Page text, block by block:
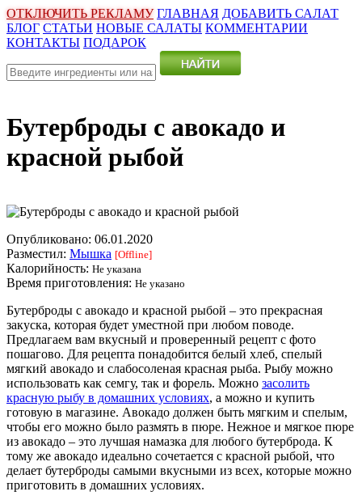
ОТКЛЮЧИТЬ РЕКЛАМУ ГЛАВНАЯ ДОБАВИТЬ САЛАТ
БЛОГ СТАТЬИ НОВЫЕ САЛАТЫ КОММЕНТАРИИ
КОНТАКТЫ ПОДАРОК
Бутерброды с авокадо и
красной рыбой
Опубликовано: 06.01.2020
Разместил: Мышка [Offline]
Калорийность: Не указана
Время приготовления: Не указано
Бутерброды с авокадо и красной рыбой – это прекрасная
закуска, которая будет уместной при любом поводе.
Предлагаем вам вкусный и проверенный рецепт с фото
пошагово. Для рецепта понадобится белый хлеб, спелый
мягкий авокадо и слабосоленая красная рыба. Рыбу можно
использовать как семгу, так и форель. Можно засолить
красную рыбу в домашних условиях, а можно и купить
готовую в магазине. Авокадо должен быть мягким и спелым,
чтобы его можно было размять в пюре. Нежное и мягкое пюре
из авокадо – это лучшая намазка для любого бутерброда. К
тому же авокадо идеально сочетается с красной рыбой, что
делает бутерброды самыми вкусными из всех, которые можно
приготовить в домашних условиях.